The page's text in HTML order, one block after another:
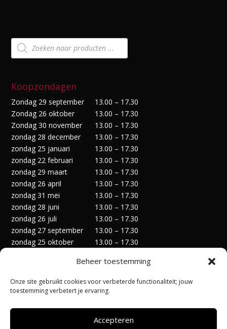
Beheer toestemming
Onze site gebruikt cookies voor verbeterde functionaliteit; jouw
toestemming verbetert je ervaring.
Accepteren
Producten
zoeken
Koopzondagen
Zondag 29 september
13.00 – 17.30
Zondag 26 oktober
13.00 – 17.30
Zondag 30 november
13.00 – 17.30
zondag 28 december
13.00 – 17.30
zondag 25 januari
13.00 – 17.30
zondag 22 februari
13.00 – 17.30
zondag 29 maart
13.00 – 17.30
zondag 26 april
13.00 – 17.30
zondag 31 mei
13.00 – 17.30
zondag 28 juni
13.00 – 17.30
zondag 26 juli
13.00 – 17.30
zondag 27 september
13.00 – 17.30
zondag 25 oktober
13.00 – 17.30
zondag 27 december
13.00 – 17.30